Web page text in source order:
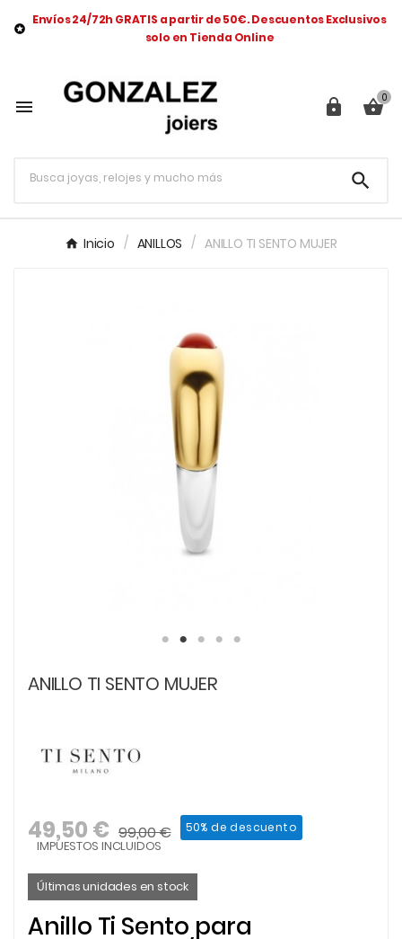

Envíos 24/72h GRATIS a partir de 50€. Descuentos Exclusivos
solo en Tienda Online
  0

Inicio ANILLOS ANILLO TI SENTO MUJER
ANILLO TI SENTO MUJER
49,50 € 99,00 € 50% de descuento
IMPUESTOS INCLUIDOS
Últimas unidades en stock
Anillo Ti Sento para